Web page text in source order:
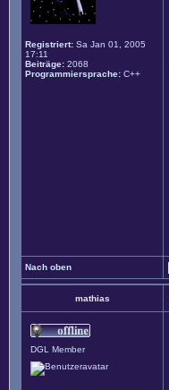
Registriert: Sa Jan 01, 2005
17:11
Beiträge: 2068
Programmiersprache: C++
Nach oben
mathias
DGL Member